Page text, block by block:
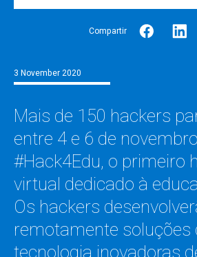
Compartir
3 November 2020
Mais de 150 hackers
entre 4 e 6 de
#Hack4Edu, o primeiro
virtual dedicado à
Os hackers
remotamente soluções